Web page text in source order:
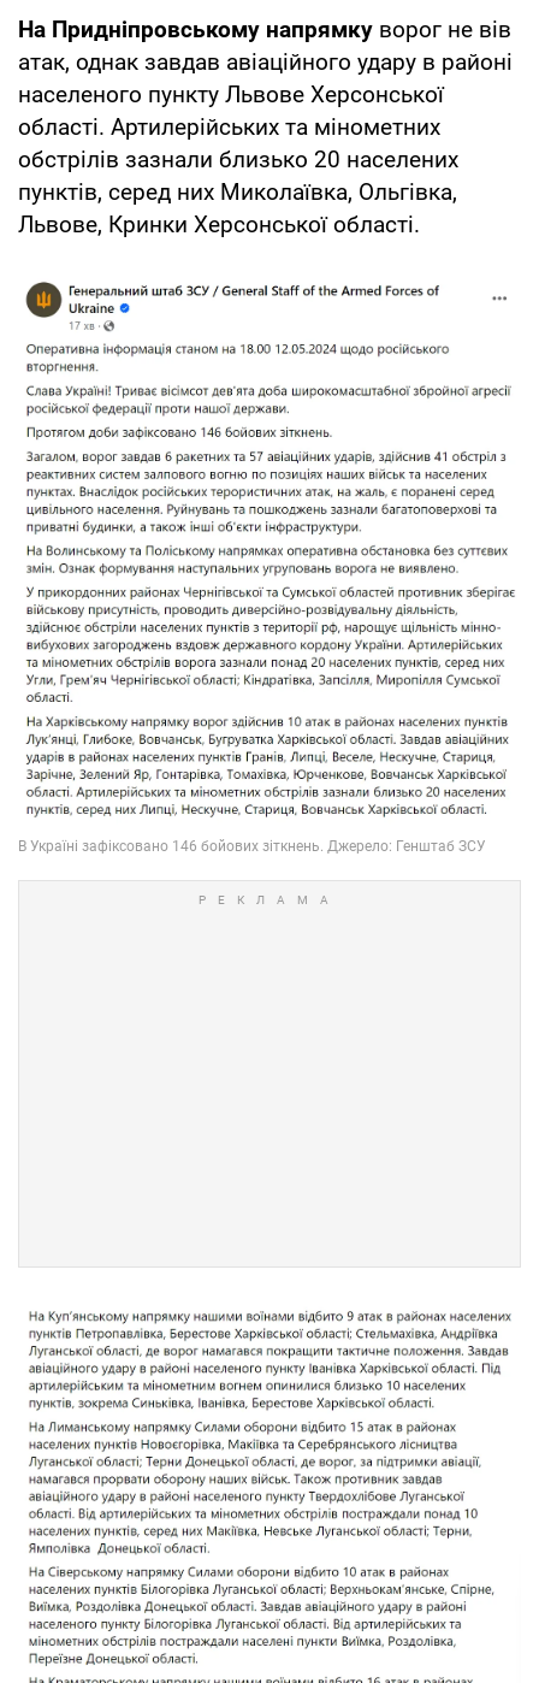
На Придніпровському напрямку ворог не вів
атак, однак завдав авіаційного удару в районі
населеного пункту Львове Херсонської
області. Артилерійських та мінометних
обстрілів зазнали близько 20 населених
пунктів, серед них Миколаївка, Ольгівка,
Львове, Кринки Херсонської області.